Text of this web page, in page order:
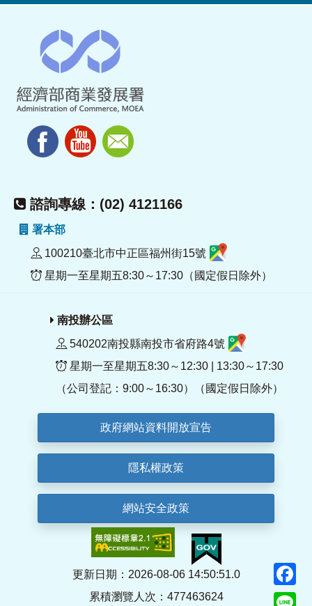
諮詢專線：(02) 4121166
署本部
100210臺北市中正區福州街15號
星期一至星期五8:30～17:30（國定假日除外）
南投辦公區
540202南投縣南投市省府路4號
星期一至星期五8:30～12:30 | 13:30～17:30
（公司登記：9:00～16:30）（國定假日除外）
政府網站資料開放宣告
隱私權政策
網站安全政策
更新日期：2026-08-06 14:50:51.0
累積瀏覽人次：477463624